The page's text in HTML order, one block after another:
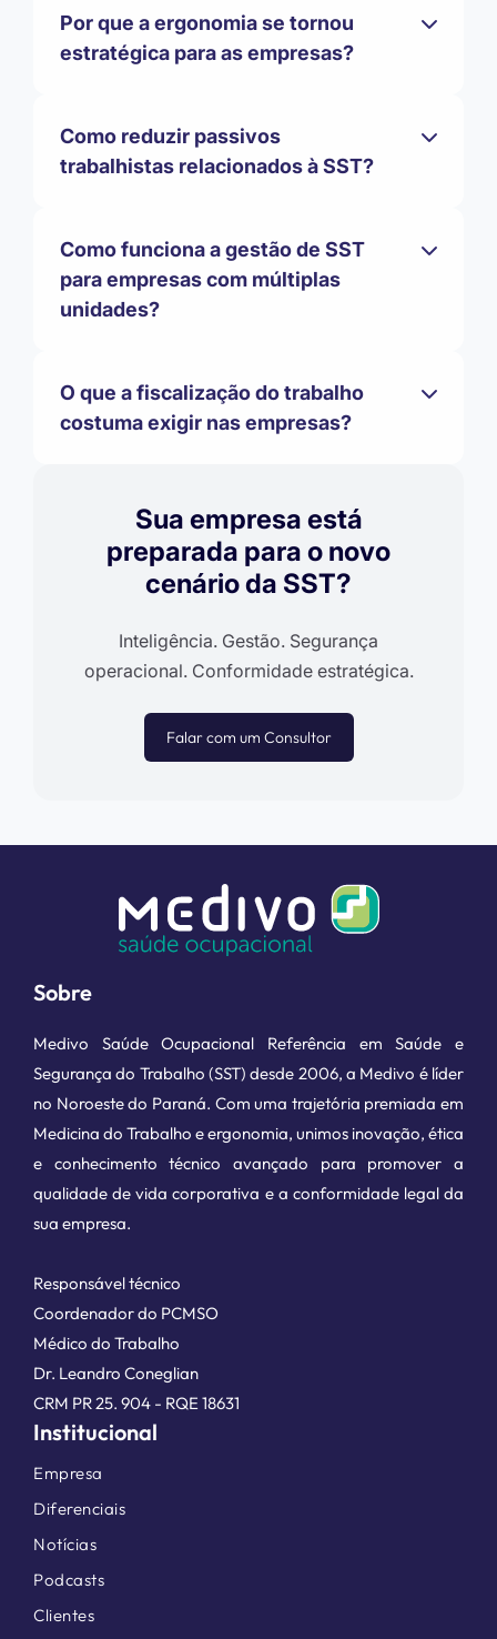
Por que a ergonomia se tornou
estratégica para as empresas?
Como reduzir passivos
trabalhistas relacionados à SST?
Como funciona a gestão de SST
para empresas com múltiplas
unidades?
O que a fiscalização do trabalho
costuma exigir nas empresas?
Sua empresa está
preparada para o novo
cenário da SST?
Inteligência. Gestão. Segurança
operacional. Conformidade estratégica.
Falar com um Consultor
Sobre
Medivo Saúde Ocupacional Referência em Saúde e
Segurança do Trabalho (SST) desde 2006, a Medivo é líder
no Noroeste do Paraná. Com uma trajetória premiada em
Medicina do Trabalho e ergonomia, unimos inovação, ética
e conhecimento técnico avançado para promover a
qualidade de vida corporativa e a conformidade legal da
sua empresa.
Responsável técnico
Coordenador do PCMSO
Médico do Trabalho
Dr. Leandro Coneglian
CRM PR 25. 904 - RQE 18631
Institucional
Empresa
Diferenciais
Notícias
Podcasts
Clientes